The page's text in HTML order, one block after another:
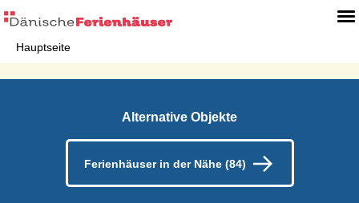
Hauptseite
Alternative Objekte
Ferienhäuser in der Nähe (84)